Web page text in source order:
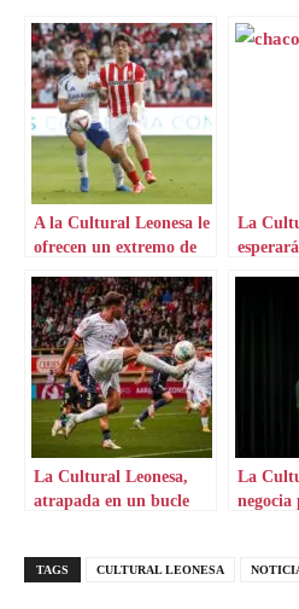
A la Cultural Leonesa le
ofrecen un extremo de
La
La Cultural Leonesa,
atrapada en un bucle
La
TAGS CULTURAL LEONESA